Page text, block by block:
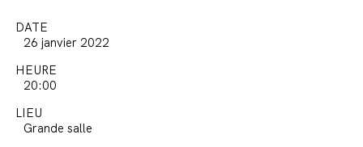
DATE
26 janvier 2022
HEURE
20:00
LIEU
Grande salle